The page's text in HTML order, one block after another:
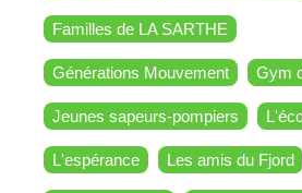
Familles de LA SARTHE
Générations Mouvement Gym
Jeunes sapeurs-pompiers
L'espérance Les amis du Fjord